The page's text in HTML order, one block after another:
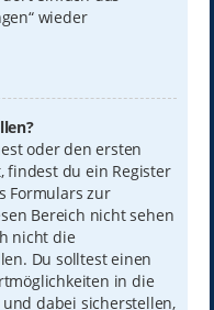
wieder
oder den ersten
findest du ein Register
Formulars zur
Bereich nicht sehen
nicht die
Du solltest einen
in die
dabei sicherstellen,